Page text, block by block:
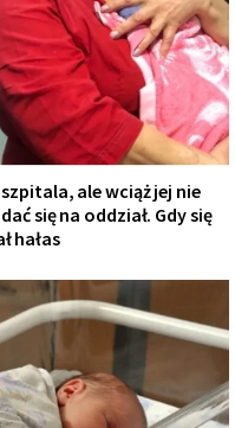
ale wciąż jej nie
się na oddział. Gdy się
hałas